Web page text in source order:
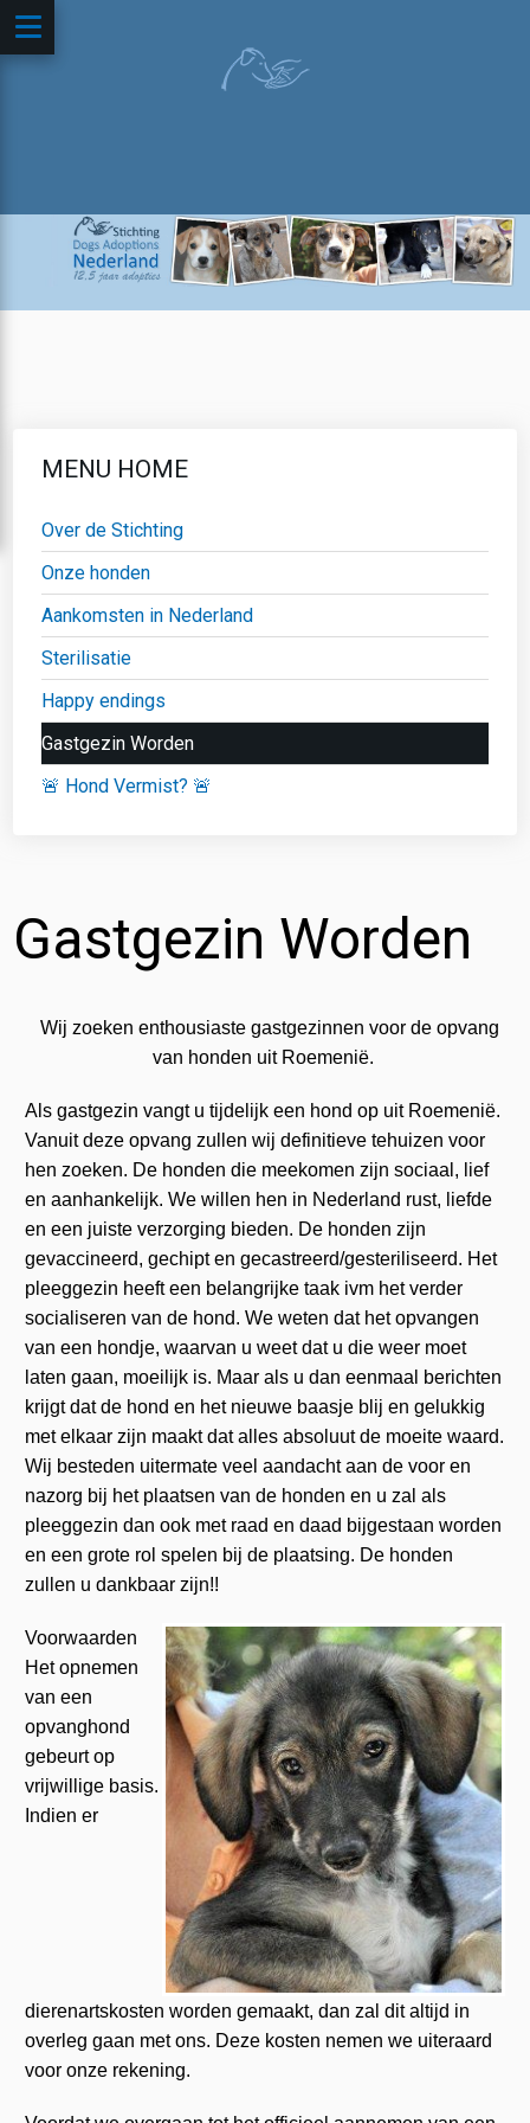
MENU HOME
Over de Stichting
Onze honden
Aankomsten in Nederland
Sterilisatie
Happy endings
Gastgezin Worden
🚨 Hond Vermist? 🚨
Gastgezin Worden
Wij zoeken enthousiaste gastgezinnen voor de opvang
van honden uit Roemenië.
Als gastgezin vangt u tijdelijk een hond op uit Roemenië.
Vanuit deze opvang zullen wij definitieve tehuizen voor
hen zoeken. De honden die meekomen zijn sociaal, lief
en aanhankelijk. We willen hen in Nederland rust, liefde
en een juiste verzorging bieden. De honden zijn
gevaccineerd, gechipt en gecastreerd/gesteriliseerd. Het
pleeggezin heeft een belangrijke taak ivm het verder
socialiseren van de hond. We weten dat het opvangen
van een hondje, waarvan u weet dat u die weer moet
laten gaan, moeilijk is. Maar als u dan eenmaal berichten
krijgt dat de hond en het nieuwe baasje blij en gelukkig
met elkaar zijn maakt dat alles absoluut de moeite waard.
Wij besteden uitermate veel aandacht aan de voor en
nazorg bij het plaatsen van de honden en u zal als
pleeggezin dan ook met raad en daad bijgestaan worden
en een grote rol spelen bij de plaatsing. De honden
zullen u dankbaar zijn!!
Voorwaarden
Het opnemen
van een
opvanghond
gebeurt op
vrijwillige basis.
Indien er
dierenartskosten worden gemaakt, dan zal dit altijd in
overleg gaan met ons. Deze kosten nemen we uiteraard
voor onze rekening.